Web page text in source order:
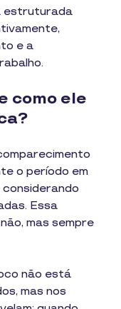
estruturada
e a
como ele
o período em
Essa
mas sempre
não está
mas nos